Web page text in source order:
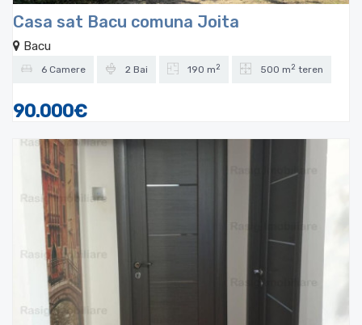
Casa sat Bacu comuna Joita
Bacu
6 Camere 2 Bai 190 m 2 500 m 2 teren
90.000€